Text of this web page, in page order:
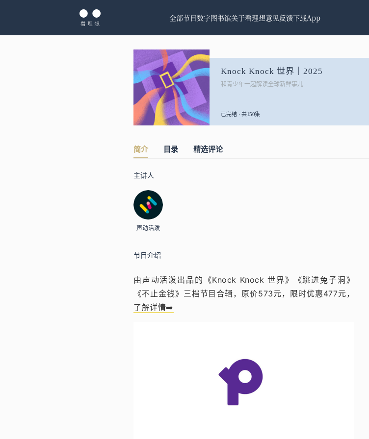
全部节目数字图书馆关于看理想意见反馈下载App
Knock Knock 世界｜2025
和青少年一起解读全球新鲜事儿
已完结 · 共150集
简介 目录 精选评论
主讲人
声动活泼
节目介绍
由声动活泼出品的《Knock Knock 世界》《跳进兔子洞》
《不止金钱》三档节目合辑，原价573元，限时优惠477元，
了解详情➡️